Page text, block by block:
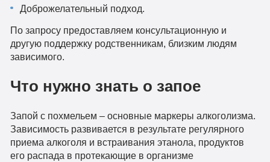
Доброжелательный подход.
По запросу предоставляем консультационную и
другую поддержку родственникам, близким людям
зависимого.
Что нужно знать о запое
Запой с похмельем – основные маркеры алкоголизма.
Зависимость развивается в результате регулярного
приема алкоголя и встраивания этанола, продуктов
его распада в протекающие в организме